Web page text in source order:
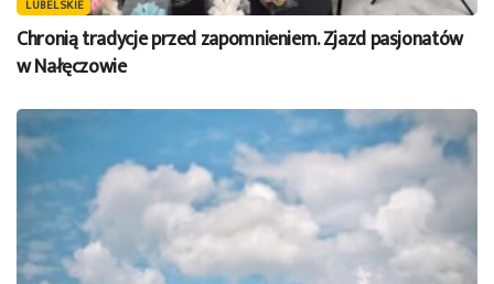
LUBELSKIE
Chronią tradycje przed zapomnieniem. Zjazd pasjonatów
w Nałęczowie